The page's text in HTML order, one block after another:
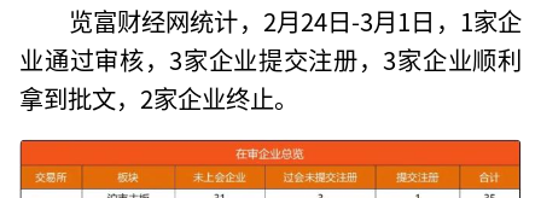
览富财经网统计，2月24日-3月1日，1家企
业通过审核，3家企业提交注册，3家企业顺利
拿到批文，2家企业终止。